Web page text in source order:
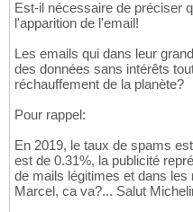
Est-il nécessaire de préciser
l'apparition de l'email!
Les emails qui dans leur
des données sans intérêts
réchauffement de la planète?
Pour rappel:
En 2019, le taux de spams
est de 0.31%, la publicité
de mails légitimes et dans
Marcel, ca va?... Salut